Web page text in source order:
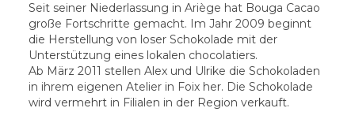
Seit seiner Niederlassung in Ariège hat Bouga Cacao
große Fortschritte gemacht. Im Jahr 2009 beginnt
die Herstellung von loser Schokolade mit der
Unterstützung eines lokalen chocolatiers.
Ab März 2011 stellen Alex und Ulrike die Schokoladen
in ihrem eigenen Atelier in Foix her. Die Schokolade
wird vermehrt in Filialen in der Region verkauft.